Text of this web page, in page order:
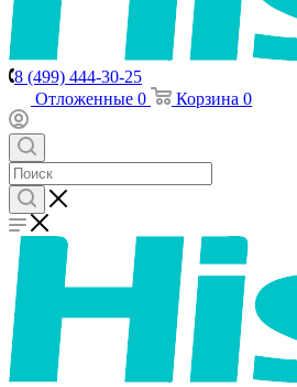
8 (499) 444-30-25
Отложенные 0 Корзина 0